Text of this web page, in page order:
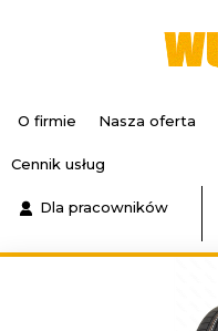
O firmie Nasza oferta
Cennik usług
Dla pracowników